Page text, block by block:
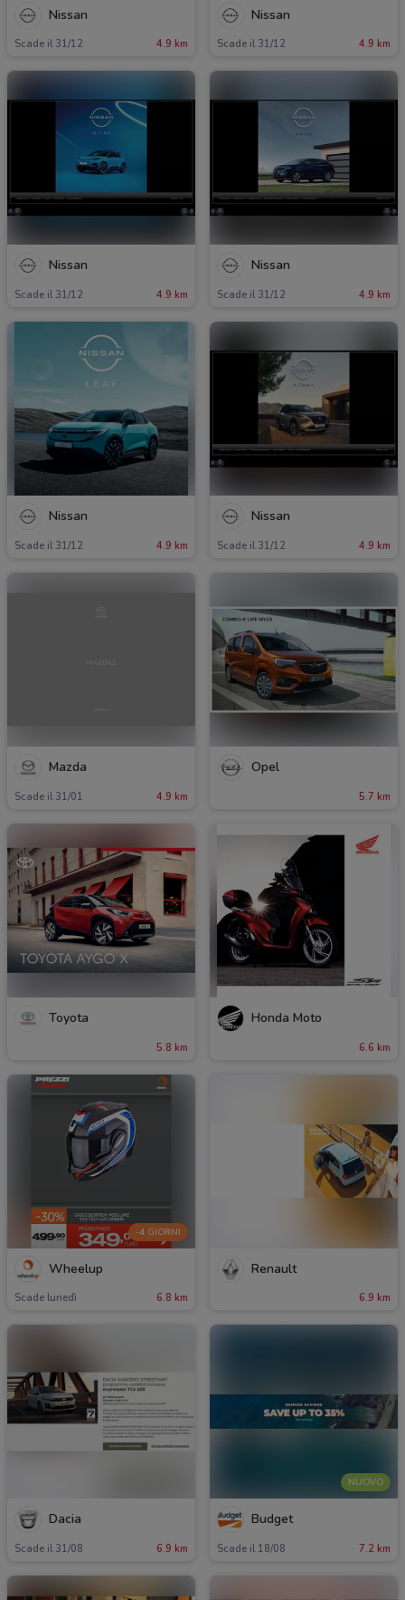
Nissan
Scade il 31/12 4.9 km
Nissan
Scade il 31/12 4.9 km
Nissan
Scade il 31/12 4.9 km
Nissan
Scade il 31/12 4.9 km
Nissan
Scade il 31/12 4.9 km
Nissan
Scade il 31/12 4.9 km
Mazda
Scade il 31/01 4.9 km
Opel
5.7 km
Toyota
5.8 km
Honda Moto
6.6 km
-4 GIORNI
Wheelup
Scade lunedì 6.8 km
Renault
6.9 km
Dacia
Scade il 31/08 6.9 km
NUOVO
Budget
Scade il 18/08 7.2 km